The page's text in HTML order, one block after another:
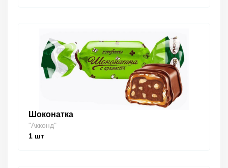
Шоконатка
"Акконд"
1 шт